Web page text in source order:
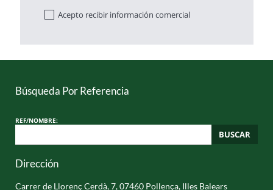
Acepto recibir información comercial
Búsqueda Por Referencia
REF/NOMBRE:
BUSCAR
Dirección
Carrer de Llorenç Cerdà, 7, 07460 Pollença, Illes Balears